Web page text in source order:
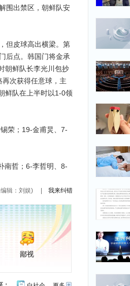
围出禁区，朝鲜队安
但皮球高出横梁。第
后点。韩国门将金承
朝鲜队长李光川包抄
次获得任意球，主
鲜队在上半时以1-0领
荣；19-金甫炅、7-
哲；6-李哲明、8-
辑：刘娱) 我来纠错
鄙视